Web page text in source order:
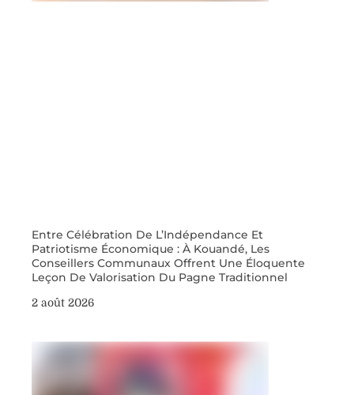
Entre Célébration De L’Indépendance Et
Patriotisme Économique : À Kouandé, Les
Conseillers Communaux Offrent Une Éloquente
Leçon De Valorisation Du Pagne Traditionnel
2 août 2026